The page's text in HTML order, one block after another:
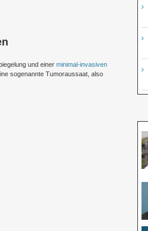
und einer minimal-invasiven
sogenannte Tumoraussaat, also